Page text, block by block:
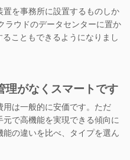
を事務所に設置するものしか
ラウドのデータセンターに置か
こともできるようになりまし
理がなくスマートです
は一般的に安価です。ただ
元で高機能を実現できる傾向に
の違いを比べ、タイプを選ん